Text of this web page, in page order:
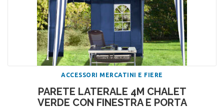
ACCESSORI MERCATINI E FIERE
PARETE LATERALE 4M CHALET
VERDE CON FINESTRA E PORTA